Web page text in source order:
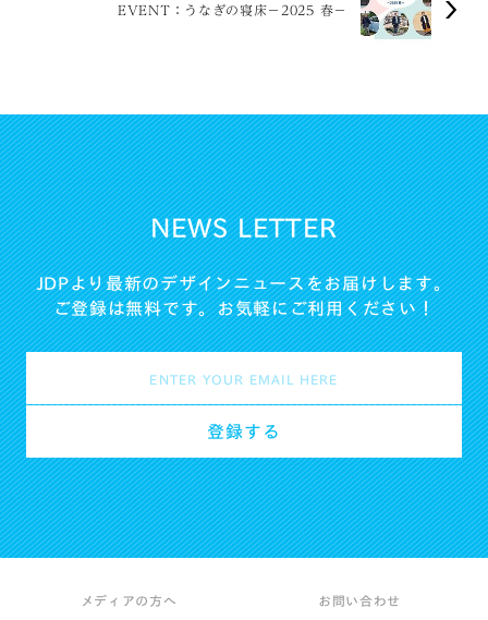
EVENT：うなぎの寝床－2025 春－
NEWS LETTER
JDPより最新のデザインニュースをお届けします。
ご登録は無料です。お気軽にご利用ください！
メディアの方へ お問い合わせ